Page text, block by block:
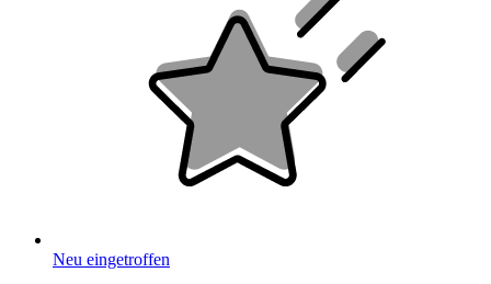
Neu eingetroffen